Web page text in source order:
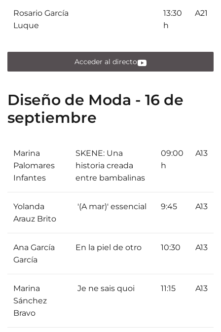
Rosario García
Luque
13:30
h
A21
Acceder al directo
Diseño de Moda - 16 de
septiembre
Marina
Palomares
Infantes
SKENE: Una
historia creada
entre bambalinas
09:00
h
A13
Yolanda
Arauz Brito
'(A mar)' essencial 9:45 A13
Ana García
García
En la piel de otro 10:30 A13
Marina
Sánchez
Bravo
Je ne sais quoi 11:15 A13